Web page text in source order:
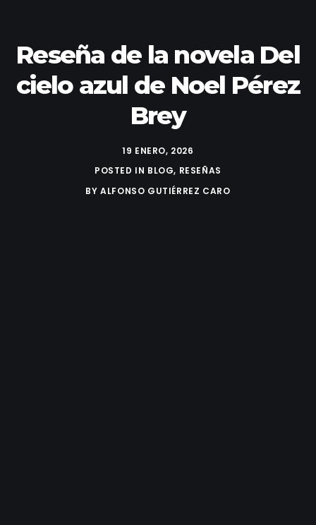
Reseña de la novela Del
cielo azul de Noel Pérez
Brey
19 ENERO, 2026
POSTED IN BLOG, RESEÑAS
BYALFONSO GUTIÉRREZ CARO